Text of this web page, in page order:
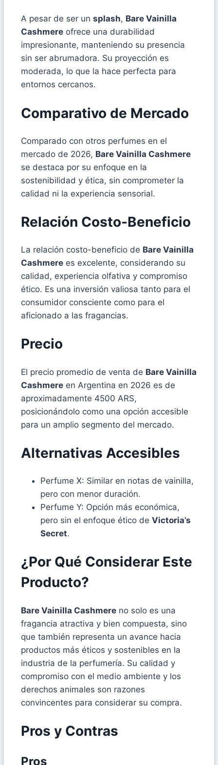
A pesar de ser un splash, Bare Vainilla
Cashmere ofrece una durabilidad
impresionante, manteniendo su presencia
sin ser abrumadora. Su proyección es
moderada, lo que la hace perfecta para
entornos cercanos.
Comparativo de Mercado
Comparado con otros perfumes en el
mercado de 2026, Bare Vainilla Cashmere
se destaca por su enfoque en la
sostenibilidad y ética, sin comprometer la
calidad ni la experiencia sensorial.
Relación Costo-Beneficio
La relación costo-beneficio de Bare Vainilla
Cashmere es excelente, considerando su
calidad, experiencia olfativa y compromiso
ético. Es una inversión valiosa tanto para el
consumidor consciente como para el
aficionado a las fragancias.
Precio
El precio promedio de venta de Bare Vainilla
Cashmere en Argentina en 2026 es de
aproximadamente 4500 ARS,
posicionándolo como una opción accesible
para un amplio segmento del mercado.
Alternativas Accesibles
Perfume X: Similar en notas de vainilla,
pero con menor duración.
Perfume Y: Opción más económica,
pero sin el enfoque ético de Victoria’s
Secret.
¿Por Qué Considerar Este
Producto?
Bare Vainilla Cashmere no solo es una
fragancia atractiva y bien compuesta, sino
que también representa un avance hacia
productos más éticos y sostenibles en la
industria de la perfumería. Su calidad y
compromiso con el medio ambiente y los
derechos animales son razones
convincentes para considerar su compra.
Pros y Contras
Pros